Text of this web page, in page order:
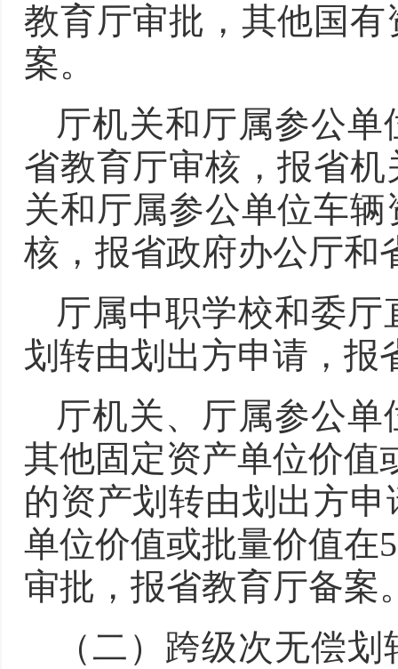
教育厅审批，其他国
案。
厅机关和厅属参公
省教育厅审核，报省
关和厅属参公单位车
核，报省政府办公厅和
厅属中职学校和委
划转由划出方申请，报
厅机关、厅属参公
其他固定资产单位价值
的资产划转由划出方
单位价值或批量价值在
审批，报省教育厅备案
（二）跨级次无偿